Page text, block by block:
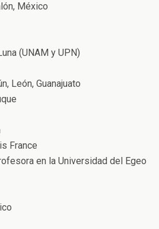
México
(UNAM y UPN)
León, Guanajuato
France
en la Universidad del Egeo